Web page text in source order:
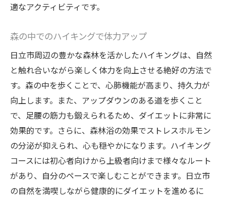
健康的に体重を減らすための最新フィットネス
日立市で注目のフィットネスプログラム
最新のエクササイズ機器とその活用法
フィットネストレンドとその効果
科学的に裏付けられた減量方法
テクノロジーを活用したフィットネスの未
来
健康的な体作りをサポートする栄養情報
初心者でも安心！日立市のパーソナルジムで始
めるダイエット
初めてのパーソナルジム体験でのステップ
適なアクティビティです。
森の中でのハイキングで体力アップ
日立市周辺の豊かな森林を活かしたハイキングは、自然
と触れ合いながら楽しく体力を向上させる絶好の方法で
す。森の中を歩くことで、心肺機能が高まり、持久力が
向上します。また、アップダウンのある道を歩くこと
で、足腰の筋力も鍛えられるため、ダイエットに非常に
効果的です。さらに、森林浴の効果でストレスホルモン
の分泌が抑えられ、心も穏やかになります。ハイキング
コースには初心者向けから上級者向けまで様々なルート
があり、自分のペースで楽しむことができます。日立市
の自然を満喫しながら健康的にダイエットを進めるに